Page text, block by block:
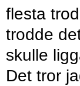
flesta
trodde
skulle
Det tror